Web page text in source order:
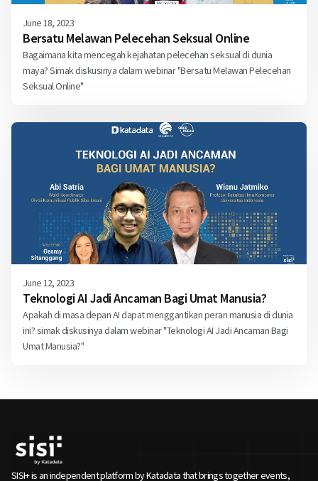
June 18, 2023
Bersatu Melawan Pelecehan Seksual Online
Bagaimana kita mencegah kejahatan pelecehan seksual di dunia
maya? Simak diskusinya dalam webinar "Bersatu Melawan Pelecehan
Seksual Online"
June 12, 2023
Teknologi AI Jadi Ancaman Bagi Umat Manusia?
Apakah di masa depan AI dapat menggantikan peran manusia di dunia
ini? simak diskusinya dalam webinar "Teknologi AI Jadi Ancaman Bagi
Umat Manusia?"
SISI+ is an independent platform by Katadata that brings together events,